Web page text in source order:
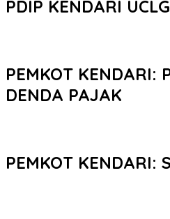
PDIP KENDARI
PEMKOT KENDARI:
DENDA PAJAK
PEMKOT KENDARI: